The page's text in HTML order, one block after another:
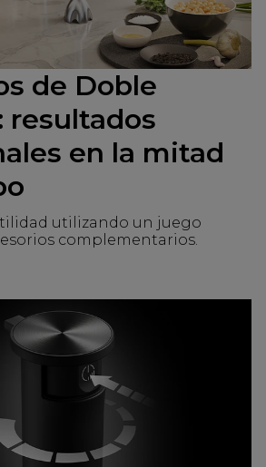
de Doble
resultados
en la mitad
utilizando un juego
complementarios.